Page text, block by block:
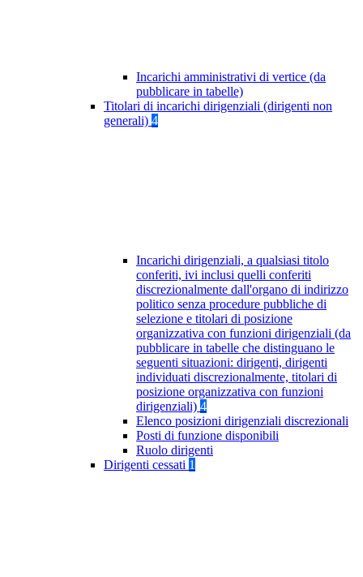
Incarichi amministrativi di vertice (da
pubblicare in tabelle)
Titolari di incarichi dirigenziali (dirigenti non
generali) 4
Incarichi dirigenziali, a qualsiasi titolo
conferiti, ivi inclusi quelli conferiti
discrezionalmente dall'organo di indirizzo
politico senza procedure pubbliche di
selezione e titolari di posizione
organizzativa con funzioni dirigenziali (da
pubblicare in tabelle che distinguano le
seguenti situazioni: dirigenti, dirigenti
individuati discrezionalmente, titolari di
posizione organizzativa con funzioni
dirigenziali) 4
Elenco posizioni dirigenziali discrezionali
Posti di funzione disponibili
Ruolo dirigenti
Dirigenti cessati 1